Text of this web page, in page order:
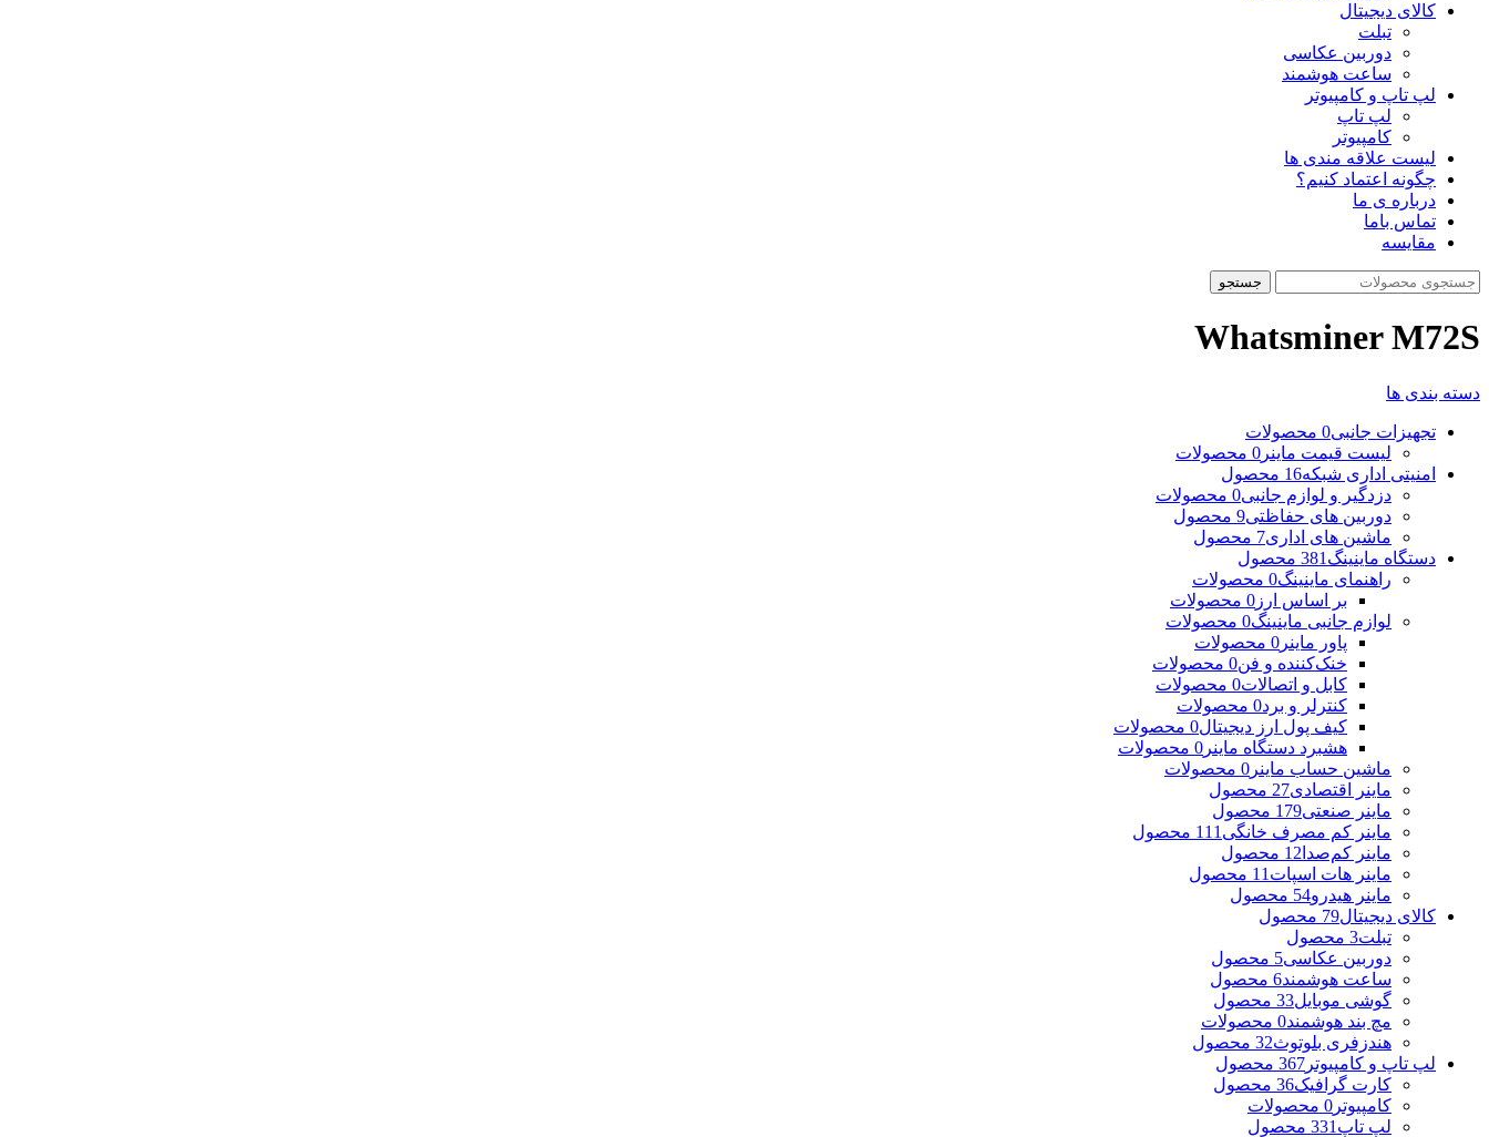
کالای دیجیتال
تبلت
دوربین عکاسی
ساعت هوشمند
لپ تاپ و کامپیوتر
لپ تاپ
کامپیوتر
لیست علاقه مندی ها
چگونه اعتماد کنیم؟
درباره ی ما
تماس باما
مقایسه
جستجو
Whatsminer M72S
دسته بندی ها
تجهیزات جانبی0 محصولات
لیست قیمت ماینر 0 محصولات
امنیتی اداری شبکه16 محصول
دزدگیر و لوازم جانبی0 محصولات
دوربین های حفاظتی9 محصول
ماشین های اداری7 محصول
دستگاه ماینینگ 381 محصول
راهنمای ماینینگ0 محصولات
بر اساس ارز 0 محصولات
لوازم جانبی ماینینگ0 محصولات
پاور ماینر 0 محصولات
خنک‌کننده و فن0 محصولات
کابل و اتصالات0 محصولات
کنترلر و برد0 محصولات
کیف پول ارز دیجیتال0 محصولات
هشبرد دستگاه ماینر 0 محصولات
ماشین حساب ماینر 0 محصولات
ماینر اقتصادی27 محصول
ماینر صنعتی179 محصول
ماینر کم مصرف خانگی 111 محصول
ماینر کم‌صدا 12 محصول
ماینر هات اسپات 11 محصول
ماینر هیدرو54 محصول
کالای دیجیتال79 محصول
تبلت3 محصول
دوربین عکاسی5 محصول
ساعت هوشمند6 محصول
گوشی موبایل33 محصول
مچ بند هوشمند0 محصولات
هندزفری بلوتوث32 محصول
لپ تاپ و کامپیوتر 367 محصول
کارت گرافیک36 محصول
کامپیوتر 0 محصولات
لپ تاپ 331 محصول